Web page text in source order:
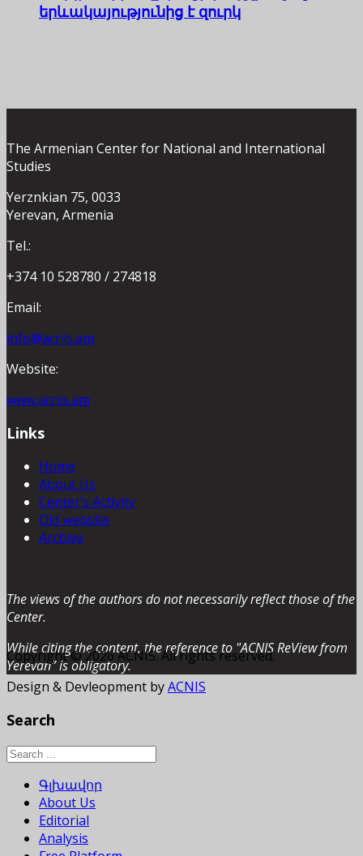
երևակայությունից է զուրկ
The Armenian Center for National and International
Studies
Yerznkian 75, 0033
Yerevan, Armenia
Tel.:
+374 10 528780 / 274818
Email:
info@acnis.am
Website:
www.acnis.am
Links
Home
About Us
Center’s Activity
Old website
Archive
The views of the authors do not necessarily reflect those of the
Center.
While citing the content, the reference to "ACNIS ReView from
Yerevan” is obligatory.
Copyright © 2026 ACNIS. All rights reserved.
Design & Devleopment byACNIS
Search
Գլխավոր
About Us
Editorial
Analysis